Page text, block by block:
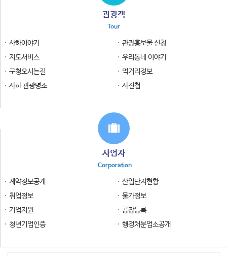
관광객
Tour
사하이야기
관광홍보물 신청
지도서비스
우리동네 이야기
구청오시는길
먹거리정보
사하 관광명소
사진첩
사업자
Corporation
계약정보공개
산업단지현황
취업정보
물가정보
기업지원
공장등록
청년기업인증
행정처분업소공개